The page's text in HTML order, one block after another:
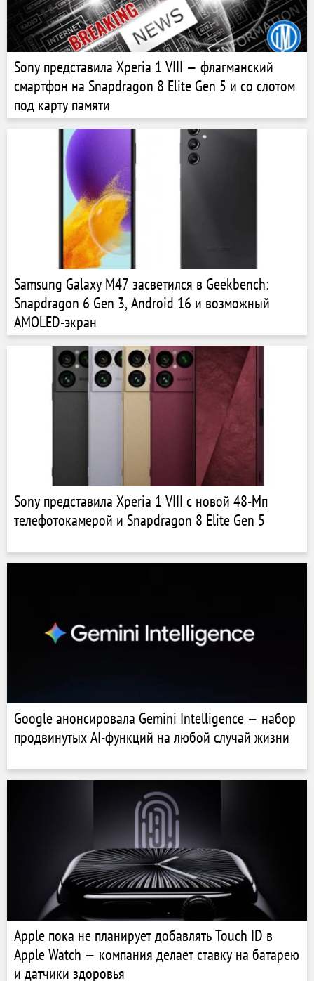
Sony представила Xperia 1 VIII — флагманский
смартфон на Snapdragon 8 Elite Gen 5 и со слотом
под карту памяти
Samsung Galaxy M47 засветился в Geekbench:
Snapdragon 6 Gen 3, Android 16 и возможный
AMOLED-экран
Sony представила Xperia 1 VIII с новой 48-Мп
телефотокамерой и Snapdragon 8 Elite Gen 5
Google анонсировала Gemini Intelligence — набор
продвинутых AI-функций на любой случай жизни
Apple пока не планирует добавлять Touch ID в
Apple Watch — компания делает ставку на батарею
и датчики здоровья